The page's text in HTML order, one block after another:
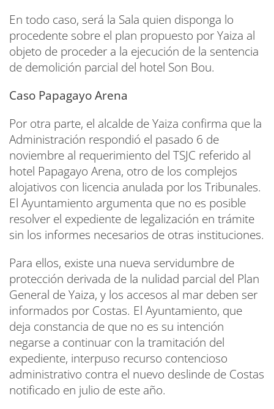
En todo caso, será la Sala quien disponga lo
procedente sobre el plan propuesto por Yaiza al
objeto de proceder a la ejecución de la sentencia
de demolición parcial del hotel Son Bou.
Caso Papagayo Arena
Por otra parte, el alcalde de Yaiza confirma que la
Administración respondió el pasado 6 de
noviembre al requerimiento del TSJC referido al
hotel Papagayo Arena, otro de los complejos
alojativos con licencia anulada por los Tribunales.
El Ayuntamiento argumenta que no es posible
resolver el expediente de legalización en trámite
sin los informes necesarios de otras instituciones.
Para ellos, existe una nueva servidumbre de
protección derivada de la nulidad parcial del Plan
General de Yaiza, y los accesos al mar deben ser
informados por Costas. El Ayuntamiento, que
deja constancia de que no es su intención
negarse a continuar con la tramitación del
expediente, interpuso recurso contencioso
administrativo contra el nuevo deslinde de Costas
notificado en julio de este año.